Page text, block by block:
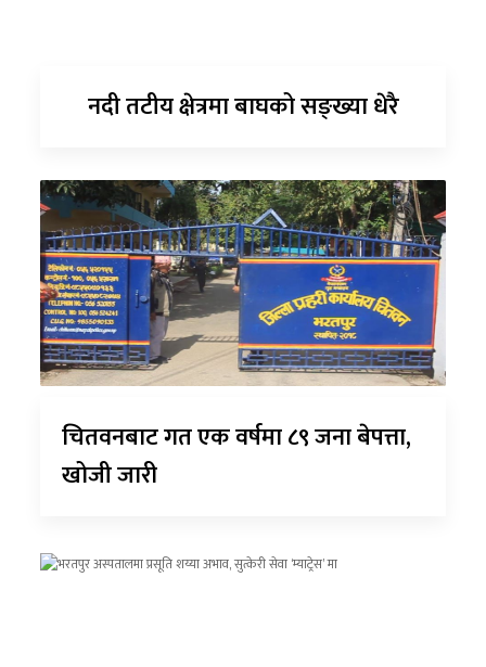
नदी तटीय क्षेत्रमा बाघको सङ्ख्या धेरै
चितवनबाट गत एक वर्षमा ८९ जना बेपत्ता,
खोजी जारी